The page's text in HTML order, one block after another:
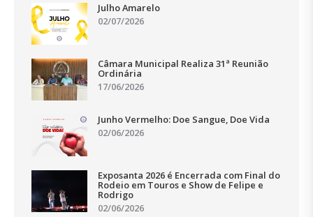
Julho Amarelo
02/07/2026
Câmara Municipal Realiza 31ª Reunião
Ordinária
17/06/2026
Junho Vermelho: Doe Sangue, Doe Vida
02/06/2026
Exposanta 2026 é Encerrada com Final do
Rodeio em Touros e Show de Felipe e
Rodrigo
02/06/2026